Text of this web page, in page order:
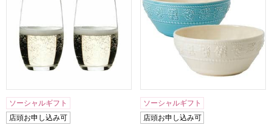
ソーシャルギフト
店頭お申し込み可
ソーシャルギフト
店頭お申し込み可